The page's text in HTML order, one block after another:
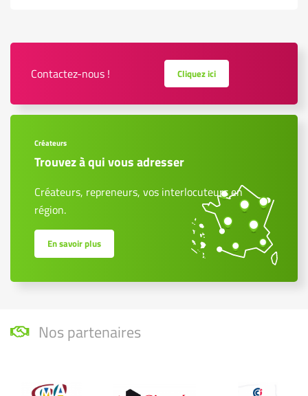
Contactez-nous ! Cliquez ici
Créateurs
Trouvez à qui vous adresser
Créateurs, repreneurs, vos interlocuteurs en
région.
En savoir plus
Nos partenaires